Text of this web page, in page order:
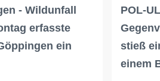
- Wildunfall
erfasste
ein
POL-
stieß
einem